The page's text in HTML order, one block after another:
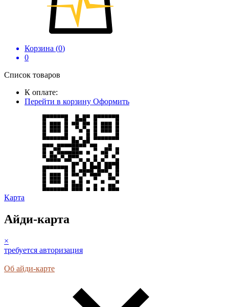
Корзина (0)
0
Список товаров
К оплате:
Перейти в корзину Оформить
Карта
Айди-карта
×
требуется авторизация
Об айди-карте